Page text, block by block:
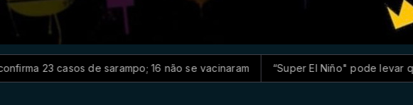
16 não se vacinaram “Super El Niño" pode levar quase 50 milhões de